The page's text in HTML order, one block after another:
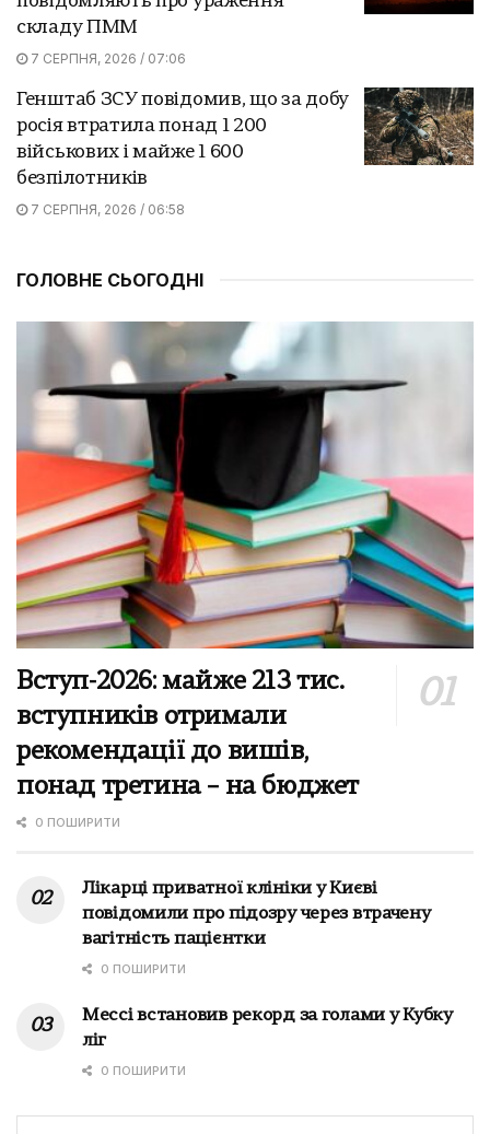
складу ПММ
7 СЕРПНЯ, 2026 / 07:06
Генштаб ЗСУ повідомив, що за добу
росія втратила понад 1 200
військових і майже 1 600
безпілотників
7 СЕРПНЯ, 2026 / 06:58
ГОЛОВНЕ СЬОГОДНІ
Вступ-2026: майже 213 тис.
вступників отримали
рекомендації до вишів,
понад третина – на бюджет
0 ПОШИРИТИ
Лікарці приватної клініки у Києві
повідомили про підозру через втрачену
вагітність пацієнтки
0 ПОШИРИТИ
Мессі встановив рекорд за голами у Кубку
ліг
0 ПОШИРИТИ